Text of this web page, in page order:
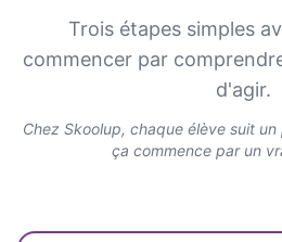
Trois étapes simples
commencer par
d'agir.
Chez Skoolup, chaque élève suit
ça commence par un